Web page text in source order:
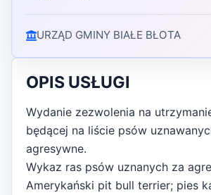
URZĄD GMINY BIAŁE BŁOTA
OPIS USŁUGI
Wydanie zezwolenia na
będącej na liście psów
agresywne.
Wykaz ras psów uznanych za
Amerykański pit bull terrier; pies